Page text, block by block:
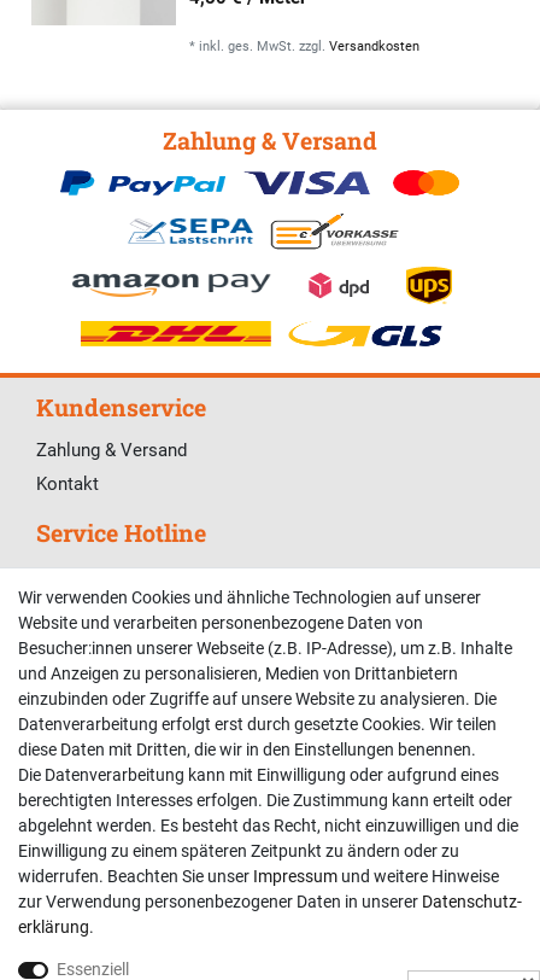
* inkl. ges. MwSt. zzgl.Versandkosten
Zahlung & Versand
Kundenservice
Zahlung & Versand
Kontakt
Service Hotline
Telefonische Unterstützung und Beratung unter:
02381 9878909
Mo-Fr, 9:00 - 18:00 Uhr
Sa, 9:00 - 13:00 Uhr
Kundenkonto
Registrieren
Login
Hilfe
Informationen
Wir verwenden Cookies und ähnliche Technologien auf unserer
Website und verarbeiten personenbezogene Daten von
Besucher:innen unserer Webseite (z.B. IP-Adresse), um z.B. Inhalte
und Anzeigen zu personalisieren, Medien von Drittanbietern
einzubinden oder Zugriffe auf unsere Website zu analysieren. Die
Datenverarbeitung erfolgt erst durch gesetzte Cookies. Wir teilen
diese Daten mit Dritten, die wir in den Einstellungen benennen.
Die Datenverarbeitung kann mit Einwilligung oder aufgrund eines
berechtigten Interesses erfolgen. Die Zustimmung kann erteilt oder
abgelehnt werden. Es besteht das Recht, nicht einzuwilligen und die
Einwilligung zu einem späteren Zeitpunkt zu ändern oder zu
widerrufen. Beachten Sie unser Impressum und weitere Hinweise
zur Verwendung personenbezogener Daten in unserer Daten­schutz­
erklärung.
Essenziell